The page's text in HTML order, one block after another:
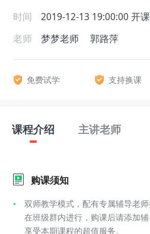
时间 2019-12-13 19:00:00 开课
老师
梦梦老师 郭路萍
免费试学 支持换课
课程介绍 主讲老师
购课须知
双师教学模式，配有专属辅导老
在班级群内进行，购课后请添加
享受本期课程的超值服务。